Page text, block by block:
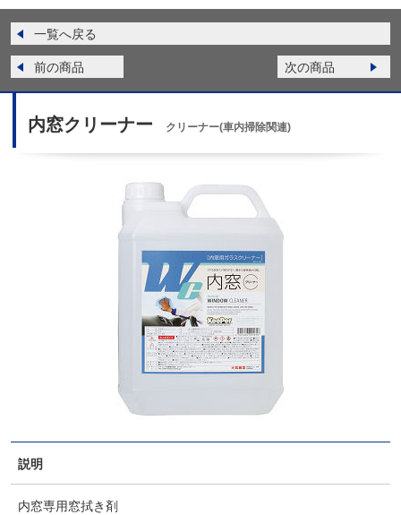
一覧へ戻る
前の商品 次の商品
内窓クリーナー クリーナー(車内掃除関連)
説明
内窓専用窓拭き剤